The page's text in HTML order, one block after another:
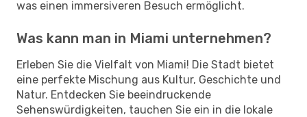
was einen immersiveren Besuch ermöglicht.
Was kann man in Miami unternehmen?
Erleben Sie die Vielfalt von Miami! Die Stadt bietet
eine perfekte Mischung aus Kultur, Geschichte und
Natur. Entdecken Sie beeindruckende
Sehenswürdigkeiten, tauchen Sie ein in die lokale